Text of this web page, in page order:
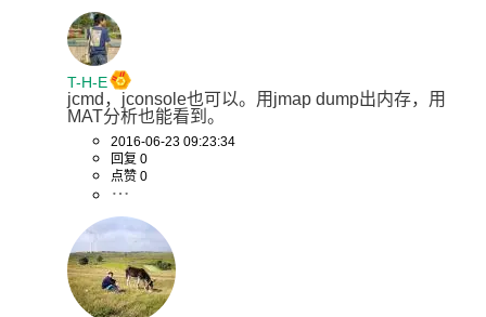
T-H-E
jcmd，jconsole也可以。用jmap dump出内存，用
MAT分析也能看到。
2016-06-23 09:23:34
回复 0
点赞 0